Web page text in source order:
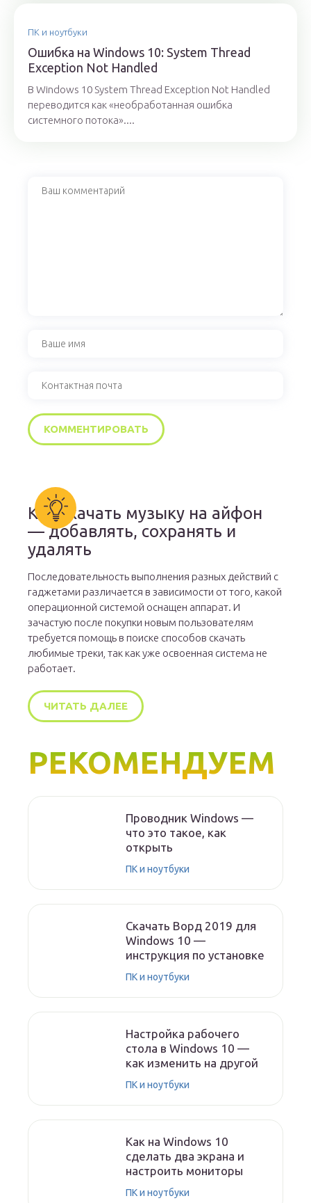
ПК и ноутбуки
Ошибка на Windows 10: System Thread
Exception Not Handled
В Windows 10 System Thread Exception Not Handled
переводится как «необработанная ошибка
системного потока»....
Как скачать музыку на айфон
— добавлять, сохранять и
удалять
Последовательность выполнения разных действий с
гаджетами различается в зависимости от того, какой
операционной системой оснащен аппарат. И
зачастую после покупки новым пользователям
требуется помощь в поиске способов скачать
любимые треки, так как уже освоенная система не
работает.
ЧИТАТЬ ДАЛЕЕ
РЕКОМЕНДУЕМ
Проводник Windows —
что это такое, как
открыть
ПК и ноутбуки
Скачать Ворд 2019 для
Windows 10 —
инструкция по установке
ПК и ноутбуки
Настройка рабочего
стола в Windows 10 —
как изменить на другой
ПК и ноутбуки
Как на Windows 10
сделать два экрана и
настроить мониторы
ПК и ноутбуки